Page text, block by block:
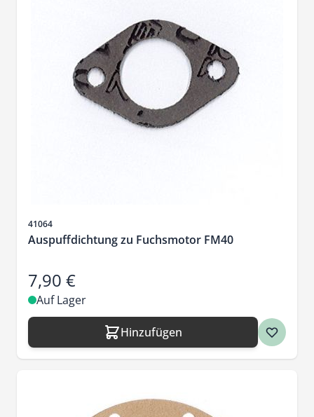
Artikelnr.
41064
Auspuffdichtung zu Fuchsmotor FM40
7,90 €
Auf Lager
Hinzufügen